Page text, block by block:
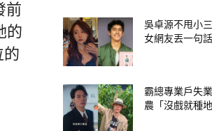
前
的
的
吳卓源不甩小
女網友丟一句
霸總專業戶失
農「沒戲就種